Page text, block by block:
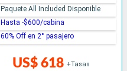
US$ 618 +Tasas
Paquete All Included Disponible
Hasta -$600/cabina
60% Off en 2° pasajero